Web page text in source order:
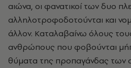
αιώνα, οι φανατικοί των δυο
αλληλοτροφοδοτούνται και
άλλον. Kαταλαβαίνω όλους
ανθρώπους που φοβούνται
θύματα της προπαγάνδας